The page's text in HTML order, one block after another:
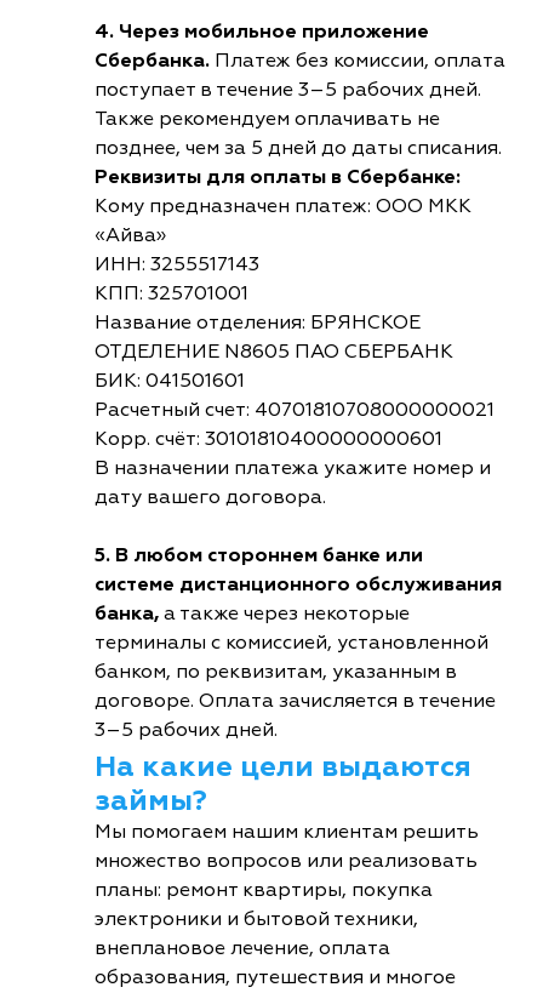
4. Через мобильное приложение
Сбербанка. Платеж без комиссии, оплата
поступает в течение 3–5 рабочих дней.
Также рекомендуем оплачивать не
позднее, чем за 5 дней до даты списания.
Реквизиты для оплаты в Сбербанке:
Кому предназначен платеж: ООО МКК
«Айва»
ИНН: 3255517143
КПП: 325701001
Название отделения: БРЯНСКОЕ
ОТДЕЛЕНИЕ N8605 ПАО СБЕРБАНК
БИК: 041501601
Расчетный счет: 40701810708000000021
Корр. счёт: 30101810400000000601
В назначении платежа укажите номер и
дату вашего договора.
5. В любом стороннем банке или
системе дистанционного обслуживания
банка, а также через некоторые
терминалы с комиссией, установленной
банком, по реквизитам, указанным в
договоре. Оплата зачисляется в течение
3–5 рабочих дней.
На какие цели выдаются
займы?
Мы помогаем нашим клиентам решить
множество вопросов или реализовать
планы: ремонт квартиры, покупка
электроники и бытовой техники,
внеплановое лечение, оплата
образования, путешествия и многое